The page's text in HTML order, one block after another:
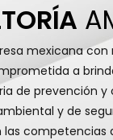
mexicana con
a
de prevención y
y de
las competencias